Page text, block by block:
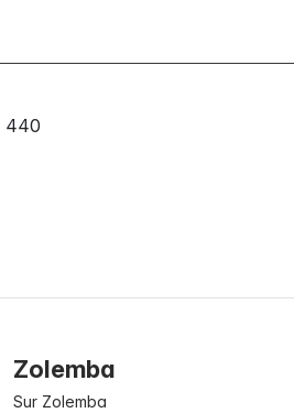
440
Zolemba
Sur Zolemba